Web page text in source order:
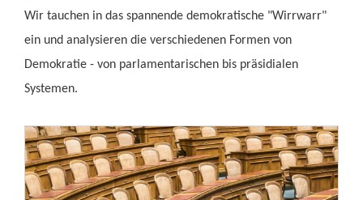
Wir tauchen in das spannende demokratische "Wirrwarr"
ein und analysieren die verschiedenen Formen von
Demokratie - von parlamentarischen bis präsidialen
Systemen.